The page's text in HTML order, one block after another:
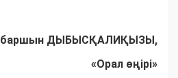
ДЫБЫСҚАЛИҚЫЗЫ,
«Орал өңірі»